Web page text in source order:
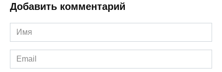
Добавить комментарий
Имя
*
Email
*